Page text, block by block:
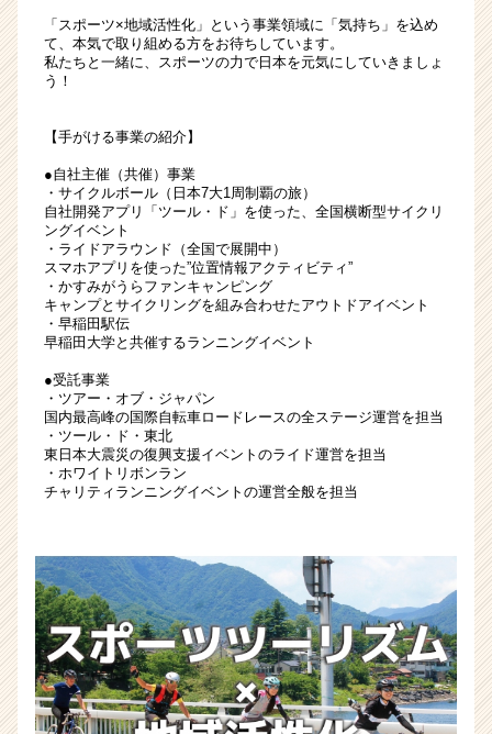
|
ベ
ー・
成
長
企
業
か
ら
ス
ウ
が
届
く
就
活
ト
チ
ア
キ
ャ
リ
ア
（CheerCareer）
「スポーツ×地域活性化」という事業領域に「気持ち」を込め
て、本気で取り組める方をお待ちしています。
私たちと一緒に、スポーツの力で日本を元気にしていきましょ
う！
【手がける事業の紹介】
●自社主催（共催）事業
・サイクルボール（日本7大1周制覇の旅）
自社開発アプリ「ツール・ド」を使った、全国横断型サイクリ
ングイベント
・ライドアラウンド（全国で展開中）
スマホアプリを使った”位置情報アクティビティ”
・かすみがうらファンキャンピング
キャンプとサイクリングを組み合わせたアウトドアイベント
・早稲田駅伝
早稲田大学と共催するランニングイベント
●受託事業
・ツアー・オブ・ジャパン
国内最高峰の国際自転車ロードレースの全ステージ運営を担当
・ツール・ド・東北
東日本大震災の復興支援イベントのライド運営を担当
・ホワイトリボンラン
チャリティランニングイベントの運営全般を担当